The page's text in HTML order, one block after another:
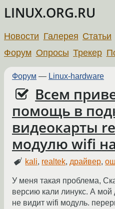
LINUX.ORG.RU
Новости Галерея Статьи
Форум Опросы Трекер
Форум — Linux-hardware
Всем
помощь в
видеокарты
модулю wifi
kali, realtek,драйвер,
У меня такая проблема,
версию кали линукс. А мой
не видит wifi модуль.